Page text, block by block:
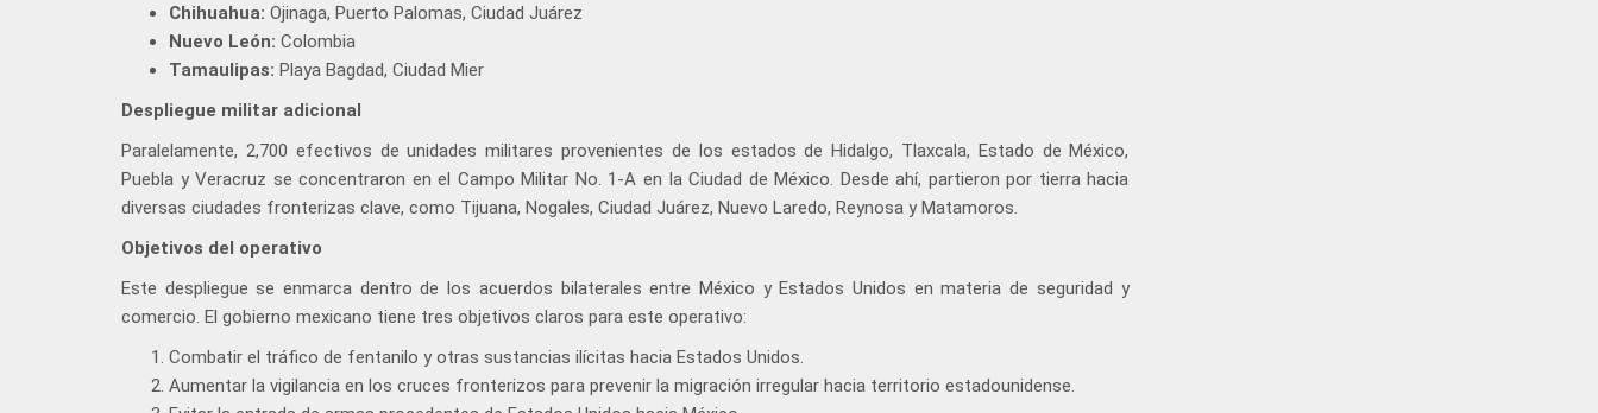
Chihuahua: Ojinaga, Puerto Palomas, Ciudad Juárez
Nuevo León: Colombia
Tamaulipas: Playa Bagdad, Ciudad Mier
Despliegue militar adicional
Paralelamente, 2,700 efectivos de unidades militares provenientes de los estados de Hidalgo, Tlaxcala, Estado de México,
Puebla y Veracruz se concentraron en el Campo Militar No. 1-A en la Ciudad de México. Desde ahí, partieron por tierra hacia
diversas ciudades fronterizas clave, como Tijuana, Nogales, Ciudad Juárez, Nuevo Laredo, Reynosa y Matamoros.
Objetivos del operativo
Este despliegue se enmarca dentro de los acuerdos bilaterales entre México y Estados Unidos en materia de seguridad y
comercio. El gobierno mexicano tiene tres objetivos claros para este operativo:
Combatir el tráfico de fentanilo y otras sustancias ilícitas hacia Estados Unidos.
Aumentar la vigilancia en los cruces fronterizos para prevenir la migración irregular hacia territorio estadounidense.